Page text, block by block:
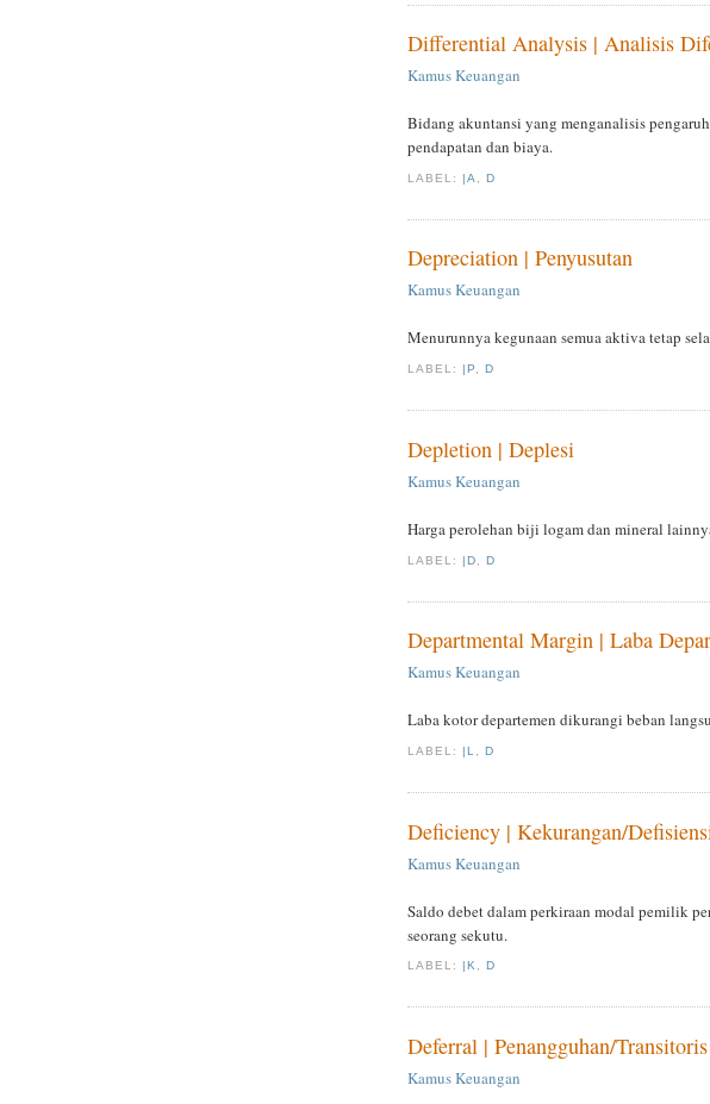
Differential Analysis | Analisis
Kamus Keuangan
Bidang akuntansi yang menganalisis
pendapatan dan biaya.
LABEL: |A ,D
Depreciation | Penyusutan
Kamus Keuangan
Menurunnya kegunaan semua aktiva tetap
LABEL: |P,D
Depletion | Deplesi
Kamus Keuangan
Harga perolehan biji logam dan mineral
LABEL: |D ,D
Departmental Margin | Laba
Kamus Keuangan
Laba kotor departemen dikurangi beban
LABEL: |L ,D
Deficiency | Kekurangan/
Kamus Keuangan
Saldo debet dalam perkiraan modal pemilik
seorang sekutu.
LABEL: |K,D
Deferral | Penangguhan/Transitoris
Kamus Keuangan